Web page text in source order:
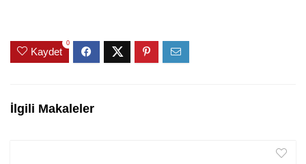
Kaydet
0
İlgili Makaleler